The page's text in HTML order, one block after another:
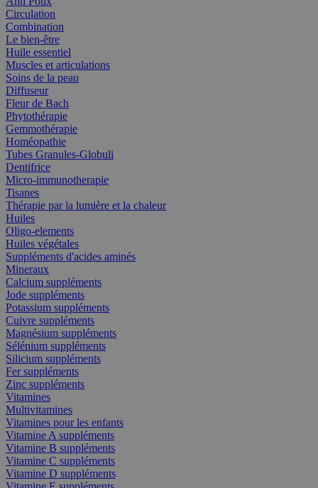
Circulation
Combination
Le bien-être
Huile essentiel
Muscles et articulations
Soins de la peau
Diffuseur
Fleur de Bach
Phytothérapie
Gemmothérapie
Homéopathie
Tubes Granules-Globuli
Dentifrice
Micro-immunotherapie
Tisanes
Thérapie par la lumière et la chaleur
Huiles
Oligo-elements
Huiles végétales
Suppléments d'acides aminés
Mineraux
Calcium suppléments
Jode suppléments
Potassium suppléments
Cuivre suppléments
Magnésium suppléments
Sélénium suppléments
Silicium suppléments
Fer suppléments
Zinc suppléments
Vitamines
Multivitamines
Vitamines pour les enfants
Vitamine A suppléments
Vitamine B suppléments
Vitamine C suppléments
Vitamine D suppléments